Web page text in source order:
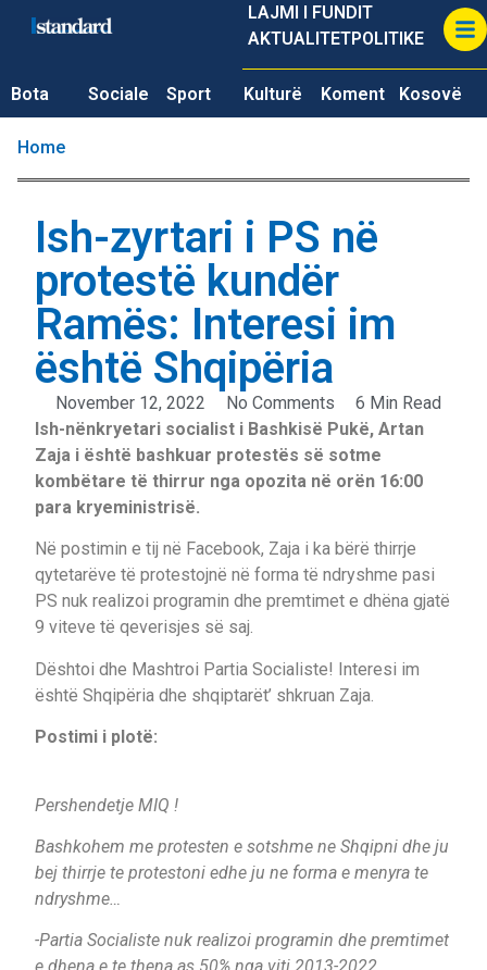
LAJMI I FUNDIT
AKTUALITETPOLITIKE
Bota Sociale Sport Kulturë Koment Kosovë
Home
Ish-zyrtari i PS në
protestë kundër
Ramës: Interesi im
është Shqipëria
November 12, 2022 No Comments
6 Min Read
Ish-nënkryetari socialist i Bashkisë Pukë, Artan
Zaja i është bashkuar protestës së sotme
kombëtare të thirrur nga opozita në orën 16:00
para kryeministrisë.
Në postimin e tij në Facebook, Zaja i ka bërë thirrje
qytetarëve të protestojnë në forma të ndryshme pasi
PS nuk realizoi programin dhe premtimet e dhëna gjatë
9 viteve të qeverisjes së saj.
Dështoi dhe Mashtroi Partia Socialiste! Interesi im
është Shqipëria dhe shqiptarët’ shkruan Zaja.
Postimi i plotë:
Pershendetje MIQ !
Bashkohem me protesten e sotshme ne Shqipni dhe ju
bej thirrje te protestoni edhe ju ne forma e menyra te
ndryshme…
-Partia Socialiste nuk realizoi programin dhe premtimet